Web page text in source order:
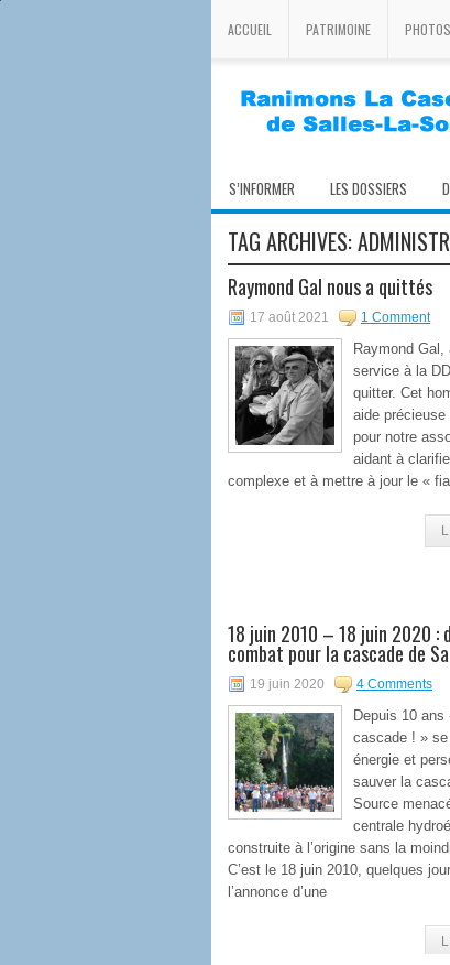
ACCUEIL PATRIMOINE PHOTOS
S’INFORMER LES DOSSIERS
TAG ARCHIVES:
Raymond Gal nous a quittés
17 août 2021 1 Comment
Raymond
service à la
quitter. Cet
aide précieuse
pour notre
aidant à
complexe et à mettre à jour le «
18 juin 2010 – 18 juin 2020 :
combat pour la cascade de
19 juin 2020 4 Comments
Depuis 10
cascade ! »
énergie et
sauver la
Source
centrale
construite à l’origine sans la
C’est le 18 juin 2010, quelques
l’annonce d’une